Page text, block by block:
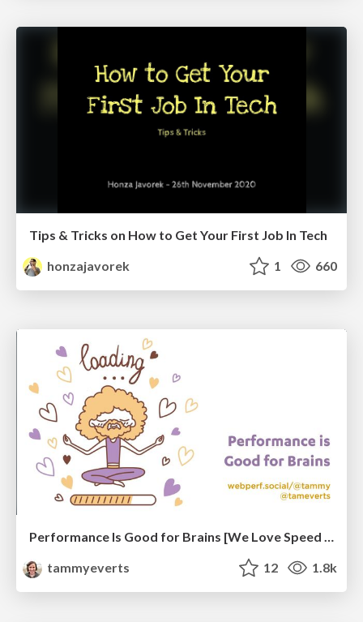
Tips & Tricks on How to Get Your First Job In Tech
honzajavorek
1 660
Performance Is Good for Brains [We Love Speed 2024]
tammyeverts
12 1.8k